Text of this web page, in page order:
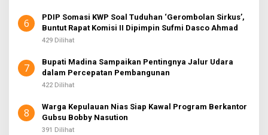
6
PDIP Somasi KWP Soal Tuduhan ‘Gerombolan Sirkus’,
Buntut Rapat Komisi II Dipimpin Sufmi Dasco Ahmad
429 Dilihat
7
Bupati Madina Sampaikan Pentingnya Jalur Udara
dalam Percepatan Pembangunan
422 Dilihat
8
Warga Kepulauan Nias Siap Kawal Program Berkantor
Gubsu Bobby Nasution
391 Dilihat